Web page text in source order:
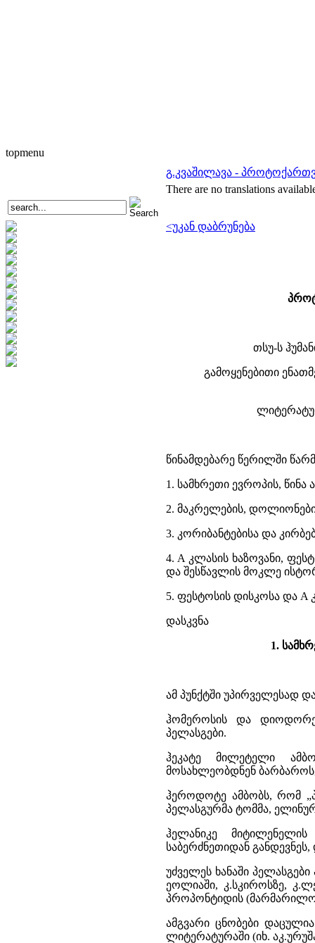
topmenu
გ.კვაშილავა -
There are no translations
<უკან დაბრუნება
თსუ-ს
გამოყენებითი
წინამდებარე წერილში
1. სამხრეთი ევროპის, წინა
2. მაკრელების,
3. კორიბანტებისა და
4. A კლასის ხაზოვანი,
და შესწავლის მოკლე
5. ფესტოსის დისკოსა და A
დასკვნა
1.
ამ პუნქტში უპირველესად
ჰომეროსის და დიოდორე
პელასგები.
ჰეკატე მილეტელი
მოსახლეობდნენ
ჰეროდოტე ამბობს, რომ
პელასგურმა ტომმა,
ჰელანიკე
საბერძნეთიდან
უძველეს ხანაში
ეოლიაში, კ.სკიროსზე,
პროპონტიდის
ამგვარი ცნობები
ლიტერატურაში (იხ.